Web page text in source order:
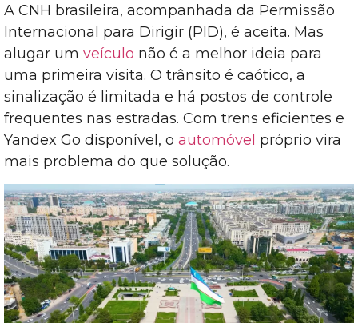
A CNH brasileira, acompanhada da Permissão
Internacional para Dirigir (PID), é aceita. Mas
alugar um veículo não é a melhor ideia para
uma primeira visita. O trânsito é caótico, a
sinalização é limitada e há postos de controle
frequentes nas estradas. Com trens eficientes e
Yandex Go disponível, o automóvel próprio vira
mais problema do que solução.